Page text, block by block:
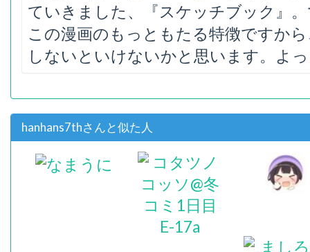
ていきました、『スケッチブック』
この漫画のもっともたる特徴ですか
しないといけないかと思います。
hanhans7thさんと似た人